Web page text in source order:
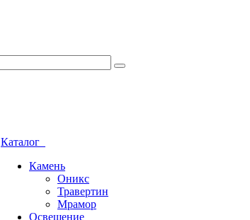
Каталог
Камень
Оникс
Травертин
Мрамор
Освещение